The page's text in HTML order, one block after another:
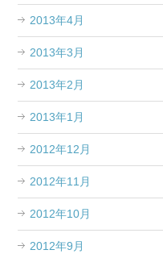
2013年4月
2013年3月
2013年2月
2013年1月
2012年12月
2012年11月
2012年10月
2012年9月